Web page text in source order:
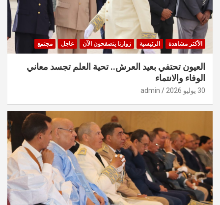
الأكثر مشاهدة الرئيسية زوارنا يتصفحون الآن عاجل مجتمع
العيون تحتفي بعيد العرش.. تحية العلم تجسد معاني
الوفاء والانتماء
30 يوليو 2026 admin